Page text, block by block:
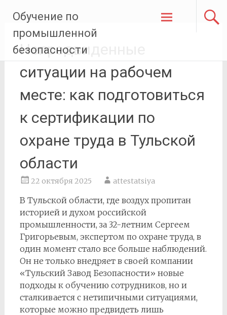
содержимому
Обучение по
промышленной
безопасности
Непредвиденные
ситуации на рабочем
месте: как подготовиться
к сертификации по
охране труда в Тульской
области
22 октября 2025 attestatsiya
В Тульской области, где воздух пропитан
историей и духом российской
промышленности, за 32-летним Сергеем
Григорьевым, экспертом по охране труда, в
один момент стало все больше наблюдений.
Он не только внедряет в своей компании
«Тульский Завод Безопасности» новые
подходы к обучению сотрудников, но и
сталкивается с нетипичными ситуациями,
которые можно предвидеть лишь